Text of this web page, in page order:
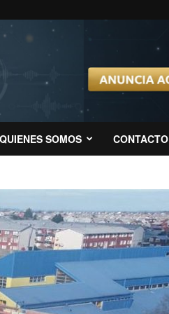
QUIENES SOMOS CONTACTO